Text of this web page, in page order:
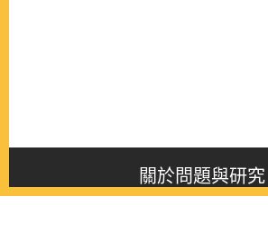
關於問題與研究
About this journal